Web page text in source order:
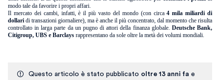
modo tale da favorire i propri affari.
Il mercato dei cambi, infatti, è il più vasto del mondo (con circa4 mila miliardi di
dollari di transazioni giornaliere), ma è anche il più concentrato, dal momento che risulta
controllato in larga parte da un pugno di attori della finanza globale. Deutsche Bank,
Citigroup, UBS e Barclays rappresentano da sole oltre la metà dei volumi mondiali.
Questo articolo è stato pubblicato oltre 13 anni fa e